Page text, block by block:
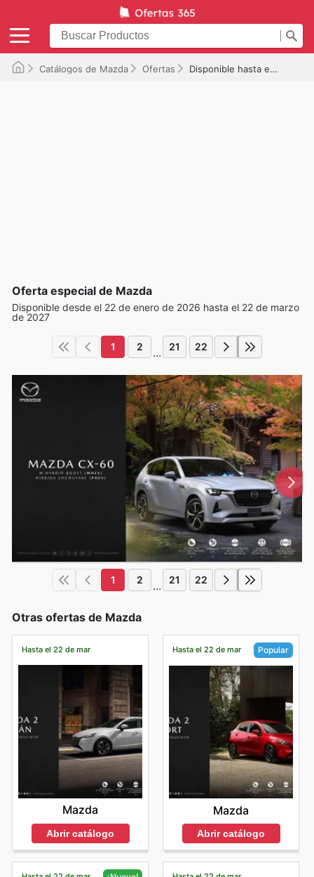
Catálogos de Mazda Ofertas Disponible hasta el 22/03/2027
Oferta especial de Mazda
Disponible desde el 22 de enero de 2026 hasta el 22 de marzo
de 2027
1 2 ... 21 22
1 2 ... 21 22
Otras ofertas de Mazda
Hasta el 22 de mar
Mazda
Abrir catálogo
Hasta el 22 de mar Popular
Mazda
Abrir catálogo